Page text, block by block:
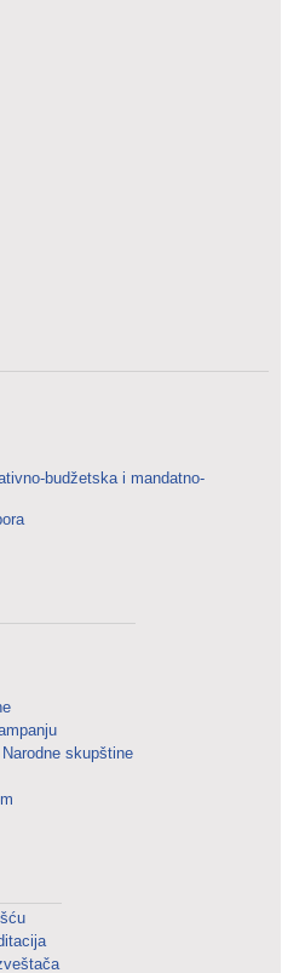
budžetska i mandatno-
skupštine